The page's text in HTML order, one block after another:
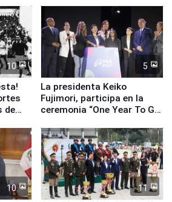
equipamiento para
Serenazgo
10
de
5
La presidenta Keiko
Fujimori, participa en la
ceremonia “One Year To Go
10 11